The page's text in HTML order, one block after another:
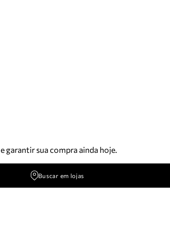
e garantir sua compra ainda hoje.
Buscar em lojas